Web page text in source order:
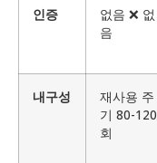
인증
없음 ❌ 없
음
내구성
재사용 주
기 80-120
회